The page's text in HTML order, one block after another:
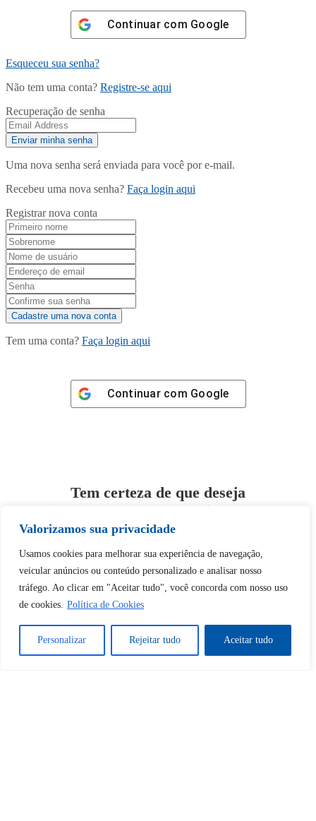
Valorizamos sua privacidade
Usamos cookies para melhorar sua experiência de navegação,
veicular anúncios ou conteúdo personalizado e analisar nosso
tráfego. Ao clicar em "Aceitar tudo", você concorda com nosso uso
de cookies. Política de Cookies
Personalizar Rejeitar tudo Aceitar tudo
Continuar com Google
Esqueceu sua senha?
Não tem uma conta? Registre-se aqui
Recuperação de senha
Uma nova senha será enviada para você por e-mail.
Recebeu uma nova senha? Faça login aqui
Registrar nova conta
Tem uma conta? Faça login aqui
Continuar com Google
Tem certeza de que deseja
desbloquear esta publicação?
Desbloquear esquerda : 0
Sim Não